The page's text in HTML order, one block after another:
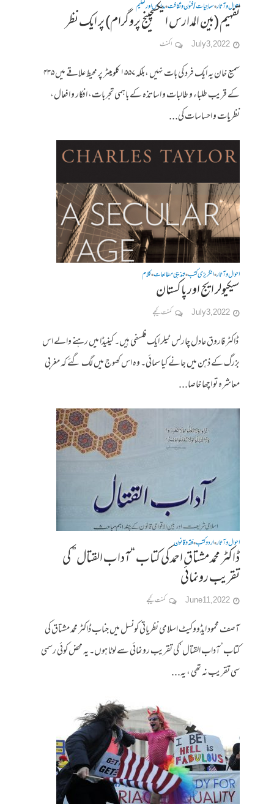
احوال وآثار•سماجیات / فنون وثقافت•مدارس اور تعلیم
تفہیم (بین المدارس ایکسچینج پروگرام) پر ایک نظر
July 3, 2022 ا کمنٹ
سمیع خان یہ ایک فرد کی بات نہیں ،بلکہ ۱۵۵۷ کلومیٹر پر محیط علاقے میں ۴۳۵
کے قریب طلباء و طالبات و اساتذہ کے باہمی تجربات، افکار و افعال،
نظریات و احساسات کی...
احوال وآثار•انگریزی کتب•تہذیبی مطالعات•کلام
سیکیولر ایج اور پاکستان
July 3, 2022 کمنت کیجے
ڈاکٹر فاروق عادل چارلس ٹیلر ایک فلسفی ہیں۔ کینیڈا میں رہنے والے اس
بزرگ کے ذہن میں جانے کیا سمائی۔ وہ اس کھوج میں لگ گئے کہ مغربی
معاشرہ تو اچھا خاصا...
احوال وآثار•اردو کتب•فقہ وقانون
ڈاکٹر محمد مشتاق احمد کی کتاب “آداب القتال” کی
تقریب رونمائی
June 11, 2022 کمنت کیجے
آصف محمود ایڈووکیٹ اسلامی نظریاتی کونسل میں جناب ڈاکٹر محمد مشتاق کی
کتاب’ آداب القتال ‘کی تقریب رونمائی سے لوٹا ہوں۔ یہ محض کوئی رسمی
سی تقریب نہ تھی ، یہ...